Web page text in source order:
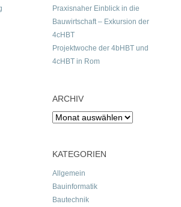
Praxisnaher Einblick in die
Bauwirtschaft – Exkursion der
4cHBT
Projektwoche der 4bHBT und
4cHBT in Rom
ARCHIV
Archiv
KATEGORIEN
Allgemein
Bauinformatik
Bautechnik